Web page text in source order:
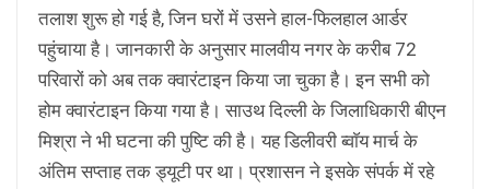
तलाश शुरू हो गई है, जिन घरों में उसने हाल-फिलहाल आर्डर
पहुंचाया है। जानकारी के अनुसार मालवीय नगर के करीब 72
परिवारों को अब तक क्वारंटाइन किया जा चुका है। इन सभी को
होम क्वारंटाइन किया गया है। साउथ दिल्ली के जिलाधिकारी बीएन
मिश्रा ने भी घटना की पुष्टि की है। यह डिलीवरी ब्वाॅय मार्च के
अंतिम सप्ताह तक ड्यूटी पर था। प्रशासन ने इसके संपर्क में रहे